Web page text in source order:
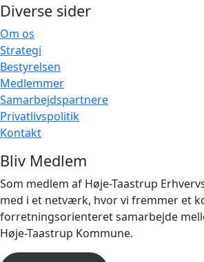
Diverse sider
Om os
Strategi
Bestyrelsen
Medlemmer
Samarbejdspartnere
Privatlivspolitik
Kontakt
Bliv Medlem
Som medlem af Høje-Taastrup
med i et netværk, hvor vi fremmer et
forretningsorienteret samarbejde
Høje-Taastrup Kommune.